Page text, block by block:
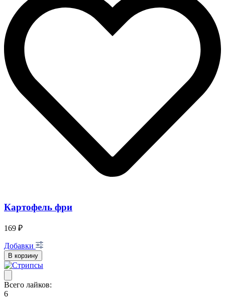
Картофель фри
169 ₽
Добавки
В корзину
Всего лайков:
6